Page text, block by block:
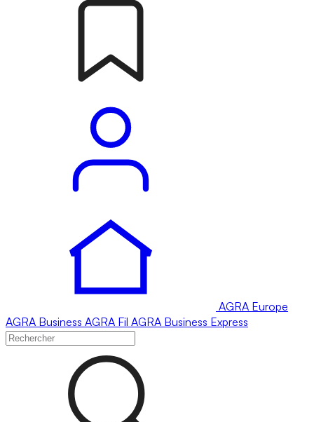
AGRA Europe
AGRA Business AGRA Fil AGRA Business Express